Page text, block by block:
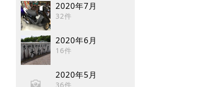
2020年7月
32件
2020年6月
16件
2020年5月
36件